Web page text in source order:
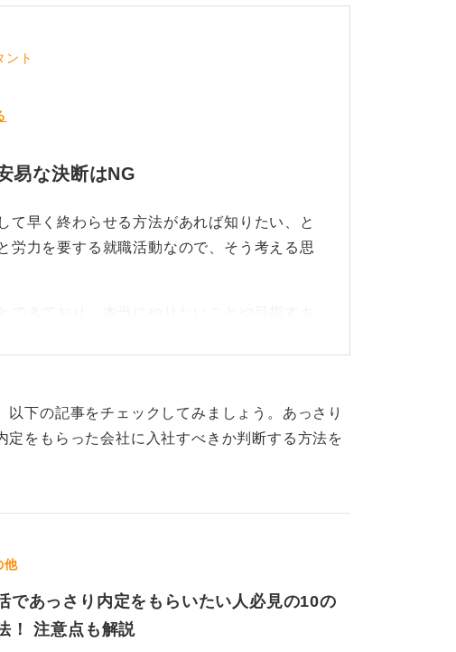
ント
易な決断はNG
て早く終わらせる方法があれば知りたい、と
労力を要する就職活動なので、そう考える思
できており、本当にやりたいことや目指すキ
働けるか考えよう
、最初に内定をもらった企業にすぐ決めてし
えて慎重に確認することが何よりも重要で
、そして内定までが出るような、非常にス
る企業も存在します。
くのではなく、その企業で本当に長く働き続
下の記事をチェックしてみましょう。あっさり
定をもらった会社に入社すべきか判断する方法を
他
であっさり内定をもらいたい人必見の10の
！ 注意点も解説